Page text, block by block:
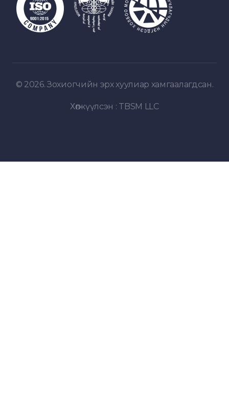
© 2026. Зохиогчийн эрх хуулиар хамгаалагдсан.
Хөгжүүлсэн : TBSM LLC